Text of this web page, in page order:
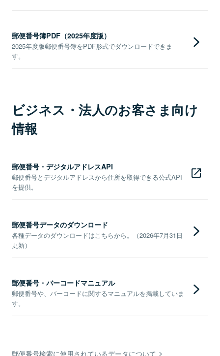
郵便番号簿PDF（2025年度版）
2025年度版郵便番号簿をPDF形式でダウンロードできま
す。
ビジネス・法人のお客さま向け
情報
郵便番号・デジタルアドレスAPI
郵便番号とデジタルアドレスから住所を取得できる公式API
を提供。
郵便番号データのダウンロード
各種データのダウンロードはこちらから。（2026年7月31日
更新）
郵便番号・バーコードマニュアル
郵便番号や、バーコードに関するマニュアルを掲載していま
す。
郵便番号検索に使用されているデータについて